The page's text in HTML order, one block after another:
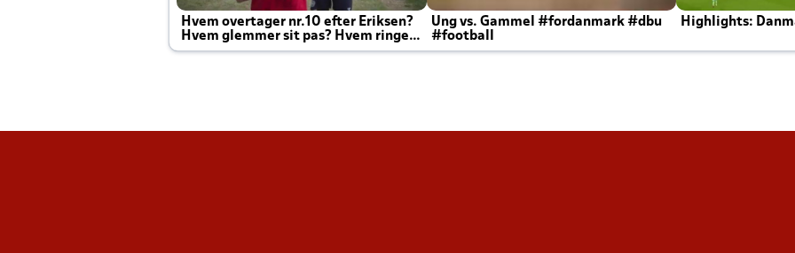
Hvem overtager nr.10 efter Eriksen?
Hvem glemmer sit pas? Hvem ringer
Joachim altid til efter kampe?
Ung vs. Gammel #fordanmark #dbu
#football
Highlights: